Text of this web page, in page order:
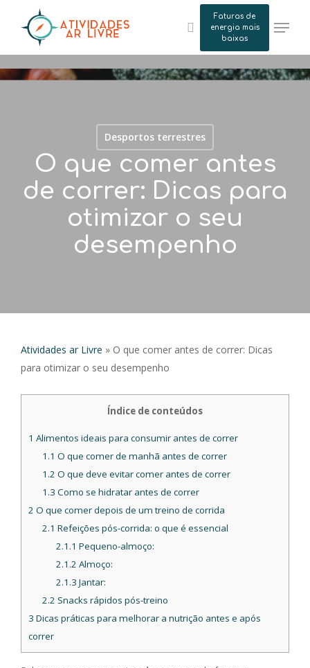
search
Faturas de
energia mais
baixas
Desportos terrestres
O que comer antes
de correr: Dicas para
otimizar o seu
desempenho
Atividades ar Livre » O que comer antes de correr: Dicas
para otimizar o seu desempenho
Índice de conteúdos
1 Alimentos ideais para consumir antes de correr
1.1 O que comer de manhã antes de correr
1.2 O que deve evitar comer antes de correr
1.3 Como se hidratar antes de correr
2 O que comer depois de um treino de corrida
2.1 Refeições pós-corrida: o que é essencial
2.1.1 Pequeno-almoço:
2.1.2 Almoço:
2.1.3 Jantar:
2.2 Snacks rápidos pós-treino
3 Dicas práticas para melhorar a nutrição antes e após
correr